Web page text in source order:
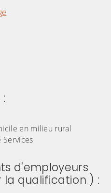
en milieu rural
Services
d'employeurs
la qualification ) :